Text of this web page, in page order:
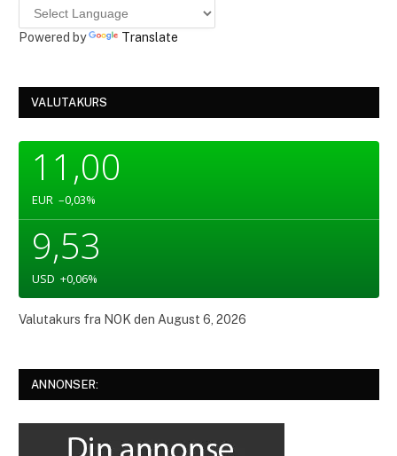
Powered by Translate
VALUTAKURS
11,00
EUR –0,03%
9,53
USD +0,06%
Valutakurs fra NOKden August 6, 2026
ANNONSER: